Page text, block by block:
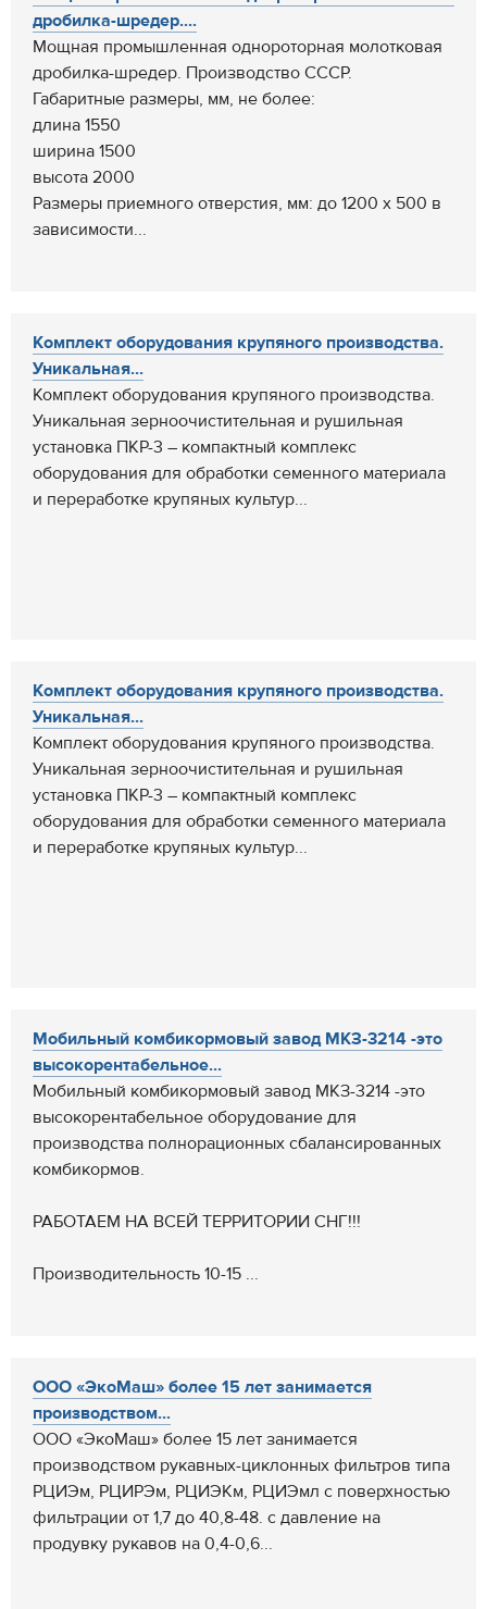
дробилка-шредер....
Мощная промышленная однороторная молотковая
дробилка-шредер. Производство СССР.
Габаритные размеры, мм, не более:
длина 1550
ширина 1500
высота 2000
Размеры приемного отверстия, мм: до 1200 х 500 в
зависимости...
Комплект оборудования крупяного производства.
Уникальная...
Комплект оборудования крупяного производства.
Уникальная зерноочистительная и рушильная
установка ПКР-3 – компактный комплекс
оборудования для обработки семенного материала
и переработке крупяных культур...
Комплект оборудования крупяного производства.
Уникальная...
Комплект оборудования крупяного производства.
Уникальная зерноочистительная и рушильная
установка ПКР-3 – компактный комплекс
оборудования для обработки семенного материала
и переработке крупяных культур...
Мобильный комбикормовый завод МКЗ-3214 -это
высокорентабельное...
Мобильный комбикормовый завод МКЗ-3214 -это
высокорентабельное оборудование для
производства полнорационных сбалансированных
комбикормов.
РАБОТАЕМ НА ВСЕЙ ТЕРРИТОРИИ СНГ!!!
Производительность 10-15 ...
ООО «ЭкоМаш» более 15 лет занимается
производством...
ООО «ЭкоМаш» более 15 лет занимается
производством рукавных-циклонных фильтров типа
РЦИЭм, РЦИРЭм, РЦИЭКм, РЦИЭмл с поверхностью
фильтрации от 1,7 до 40,8-48. с давление на
продувку рукавов на 0,4-0,6...